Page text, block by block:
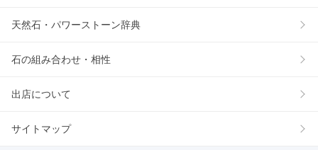
天然石・パワーストーン辞典
石の組み合わせ・相性
出店について
サイトマップ